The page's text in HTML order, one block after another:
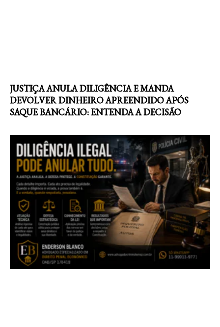
JUSTIÇA ANULA DILIGÊNCIA E MANDA
DEVOLVER DINHEIRO APREENDIDO APÓS
SAQUE BANCÁRIO: ENTENDA A DECISÃO